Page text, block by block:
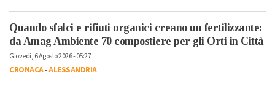
Quando sfalci e rifiuti organici creano un fertilizzante:
da Amag Ambiente 70 compostiere per gli Orti in Città
Giovedì, 6 Agosto 2026 - 05:27
CRONACA-ALESSANDRIA